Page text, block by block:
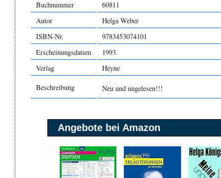
Buchnummer
60811
Autor
Helga Weber
ISBN-Nr.
9783453074101
Erscheinungsdatum
1993
Verlag
Heyne
Beschreibung Neu und ungelesen!!!
Angebote bei Amazon